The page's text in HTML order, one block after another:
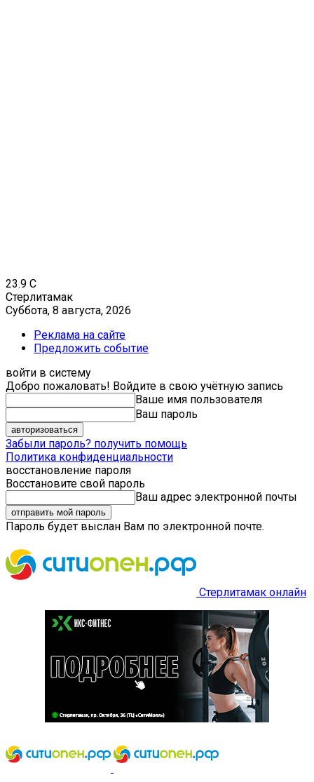
23.9 C
Стерлитамак
Суббота, 8 августа, 2026
Реклама на сайте
Предложить событие
войти в систему
Добро пожаловать! Войдите в свою учётную запись
Ваше имя пользователя
Ваш пароль
Забыли пароль? получить помощь
Политика конфиденциальности
восстановление пароля
Восстановите свой пароль
Ваш адрес электронной почты
Пароль будет выслан Вам по электронной почте.
Стерлитамак онлайн